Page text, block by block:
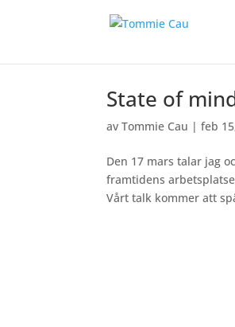
State of
avTommie Cau |feb
Den 17 mars talar jag
framtidens
Vårt talk kommer att